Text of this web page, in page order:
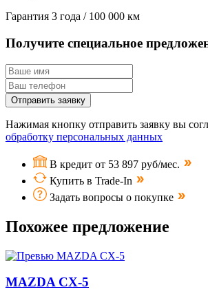
Гарантия 3 года / 100 000 км
Получите специальное
Отправить заявку
Нажимая кнопку отправить заявку вы
обработку персональных данных
В кредит от 53 897 руб/мес.
Купить в Trade-In
Задать вопросы о покупке
Похожее предложение
MAZDA CX-5